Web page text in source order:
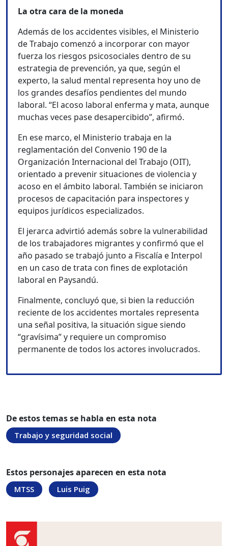
La otra cara de la moneda
Además de los accidentes visibles, el Ministerio
de Trabajo comenzó a incorporar con mayor
fuerza los riesgos psicosociales dentro de su
estrategia de prevención, ya que, según el
experto, la salud mental representa hoy uno de
los grandes desafíos pendientes del mundo
laboral. “El acoso laboral enferma y mata, aunque
muchas veces pase desapercibido”, afirmó.
En ese marco, el Ministerio trabaja en la
reglamentación del Convenio 190 de la
Organización Internacional del Trabajo (OIT),
orientado a prevenir situaciones de violencia y
acoso en el ámbito laboral. También se iniciaron
procesos de capacitación para inspectores y
equipos jurídicos especializados.
El jerarca advirtió además sobre la vulnerabilidad
de los trabajadores migrantes y confirmó que el
año pasado se trabajó junto a Fiscalía e Interpol
en un caso de trata con fines de explotación
laboral en Paysandú.
Finalmente, concluyó que, si bien la reducción
reciente de los accidentes mortales representa
una señal positiva, la situación sigue siendo
“gravísima” y requiere un compromiso
permanente de todos los actores involucrados.
De estos temas se habla en esta nota
Trabajo y seguridad social
Estos personajes aparecen en esta nota
MTSS Luis Puig